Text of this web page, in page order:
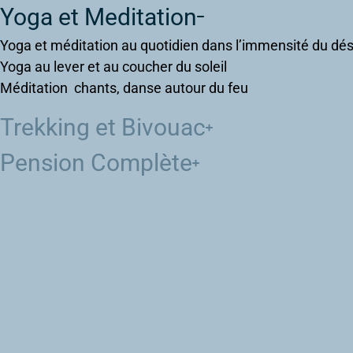
Yoga et Meditation
Yoga et méditation au quotidien dans l’immensité du
Yoga au lever et au coucher du soleil
Méditation chants, danse autour du feu
Trekking et Bivouac
Pension Complète